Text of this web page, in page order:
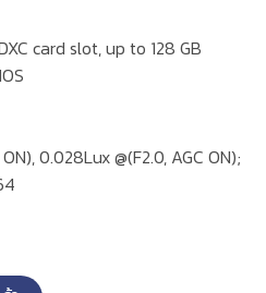
card slot, up to 128 GB
0.028Lux @(F2.0, AGC ON);
ทรงกระบอก/Bullet ความละเอียด 2